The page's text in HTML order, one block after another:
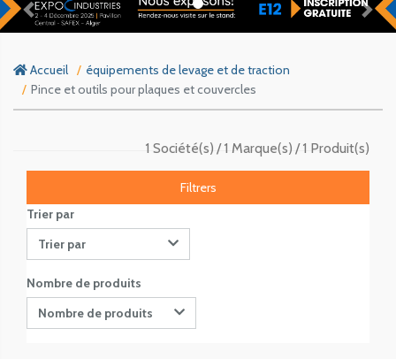
Accueil
équipements de levage et de traction
Pince et outils pour plaques et couvercles
1 Produit(s)
1 Marque(s)
1 Société(s)
Filtrers
Trier par
Trier par
Nombre de produits
Nombre de produits